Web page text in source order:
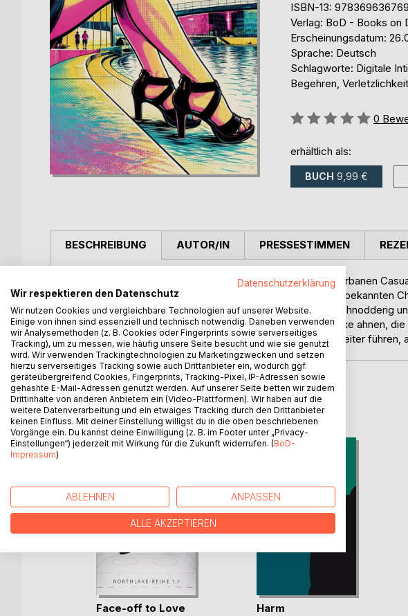
ISBN-13:
Verlag: BoD - Books on
Erscheinungsdatum:
Sprache: Deutsch
Schlagworte: Digitale
Begehren, Verletzlichkeit
Bewertung::
0
erhältlich als:
BUCH 9,99 €
BESCHREIBUNG
About Sex führt uns blitzlichtartig in die skurrile Welt des urbanen
die Vierzig. Auf einer Erotik-Plattform teilt sie mit ihrem unbekannten
alltägliche und zunehmend persönliche Gedanken. Was schnodderig
Monate an Tiefe und lässt Verletzlichkeit und Schutzreflexe ahnen,
in der Andeutung bleiben und die Fantasie unversehens weiter führen,
AUTOR/IN PRESSESTIMMEN
WEITERE TITEL BEIBoD
Face-off to Love Harm
Datenschutzerklärung
Wir respektieren den Datenschutz
Wir nutzen Cookies und vergleichbare Technologien auf unserer Website.
Einige von ihnen sind essenziell und technisch notwendig. Daneben verwenden
wir Analysemethoden (z. B. Cookies oder Fingerprints sowie serverseitiges
Tracking), um zu messen, wie häufig unsere Seite besucht und wie sie genutzt
wird. Wir verwenden Trackingtechnologien zu Marketingzwecken und setzen
hierzu serverseitiges Tracking sowie auch Drittanbieter ein, wodurch ggf.
geräteübergreifend Cookies, Fingerprints, Tracking-Pixel, IP-Adressen sowie
gehashte E-Mail-Adressen genutzt werden. Auf unserer Seite betten wir zudem
Drittinhalte von anderen Anbietern ein (Video-Plattformen). Wir haben auf die
weitere Datenverarbeitung und ein etwaiges Tracking durch den Drittanbieter
keinen Einfluss. Mit deiner Einstellung willigst du in die oben beschriebenen
Vorgänge ein. Du kannst deine Einwilligung (z. B. im Footer unter „Privacy-
Einstellungen“) jederzeit mit Wirkung für die Zukunft widerrufen. (BoD-
Impressum)
ABLEHNEN ANPASSEN
ALLE AKZEPTIEREN